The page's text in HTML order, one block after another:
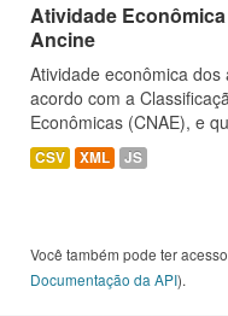
Atividade
Ancine
Atividade econômica
acordo com a
Econômicas (CNAE), e
CSV XML JS
Você também pode ter
Documentação da API).